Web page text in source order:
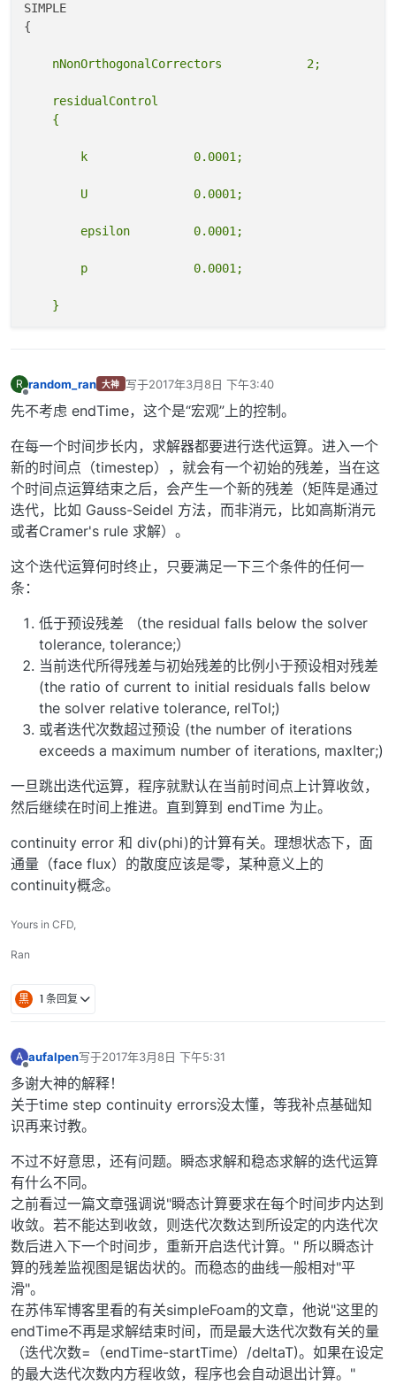
SIMPLE
{
    residualControl
R
离线
random_ran 大神 写于2017年3月8日 下午3:40
最后由 编辑
先不考虑 endTime，这个是“宏观”上的控制。
在每一个时间步长内，求解器都要进行迭代运算。进入一个
新的时间点（timestep），就会有一个初始的残差，当在这
个时间点运算结束之后，会产生一个新的残差（矩阵是通过
迭代，比如 Gauss-Seidel 方法，而非消元，比如高斯消元
或者Cramer's rule 求解）。
这个迭代运算何时终止，只要满足一下三个条件的任何一
条：
低于预设残差 （the residual falls below the solver
tolerance, tolerance;）
当前迭代所得残差与初始残差的比例小于预设相对残差
(the ratio of current to initial residuals falls below
the solver relative tolerance, relTol;)
或者迭代次数超过预设 (the number of iterations
exceeds a maximum number of iterations, maxIter;)
一旦跳出迭代运算，程序就默认在当前时间点上计算收敛，
然后继续在时间上推进。直到算到 endTime 为止。
continuity error 和 div(phi)的计算有关。理想状态下，面
通量（face flux）的散度应该是零，某种意义上的
continuity概念。
Yours in CFD,
Ran
黒 1 条回复
A
离线
aufalpen写于2017年3月8日 下午5:31
最后由 编辑
多谢大神的解释！
关于time step continuity errors没太懂，等我补点基础知
识再来讨教。
不过不好意思，还有问题。瞬态求解和稳态求解的迭代运算
有什么不同。
之前看过一篇文章强调说"瞬态计算要求在每个时间步内达到
收敛。若不能达到收敛，则迭代次数达到所设定的内迭代次
数后进入下一个时间步，重新开启迭代计算。" 所以瞬态计
算的残差监视图是锯齿状的。而稳态的曲线一般相对"平
滑"。
在苏伟军博客里看的有关simpleFoam的文章，他说"这里的
endTime不再是求解结束时间，而是最大迭代次数有关的量
（迭代次数=（endTime-startTime）/deltaT)。如果在设定
的最大迭代次数内方程收敛，程序也会自动退出计算。"